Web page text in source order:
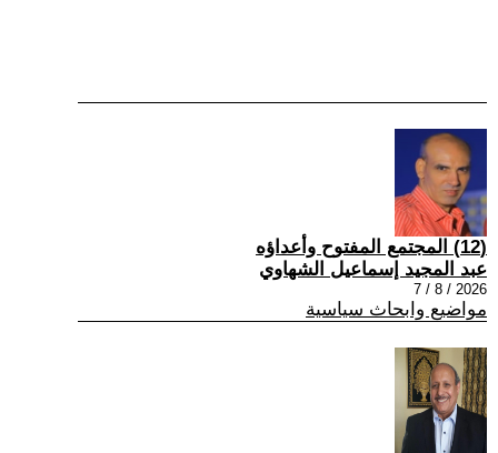
(12) المجتمع المفتوح وأعداؤه
عبد المجيد إسماعيل الشهاوي
2026 / 8 / 7
مواضيع وابحاث سياسية